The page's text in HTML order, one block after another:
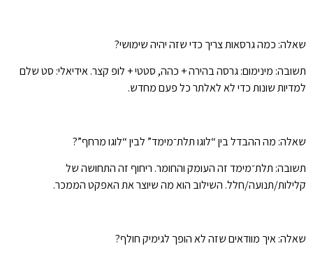
שאלה: כמה גרסאות צריך כדי שזה יהיה שימושי?
תשובה: מינימום: גרסה בהירה + כהה, סטטי + לופ קצר. אידיאלי: סט שלם
למדיות שונות כדי לא לאלתר כל פעם מחדש.
שאלה: מה ההבדל בין “לוגו תלת־מימד” לבין “לוגו מרחף”?
תשובה: תלת־מימד זה העומק והחומר. ריחוף זה התחושה של
קלילות/תנועה/חלל. השילוב הוא מה שיוצר את האפקט הממכר.
שאלה: איך מוודאים שזה לא הופך לגימיק חולף?